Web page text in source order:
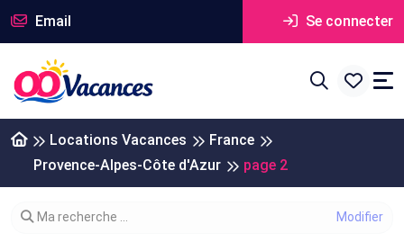
Email Se connecter
Locations Vacances
France
Provence-Alpes-Côte d'Azur
page 2
Modifier votre recherche
Ma recherche ...